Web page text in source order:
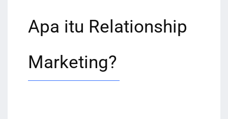
Apa itu Relationship
Marketing?